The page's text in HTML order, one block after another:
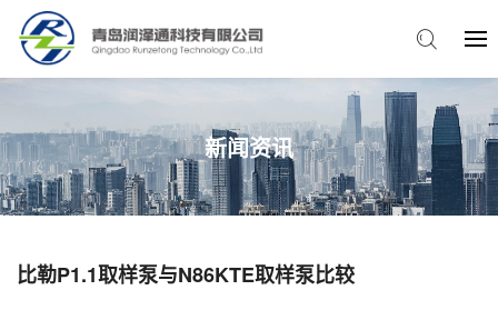
新闻资讯
比勒P1.1取样泵与N86KTE取样泵比较